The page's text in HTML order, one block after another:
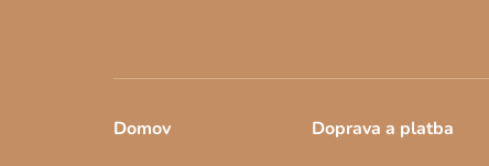
Domov Doprava a platba